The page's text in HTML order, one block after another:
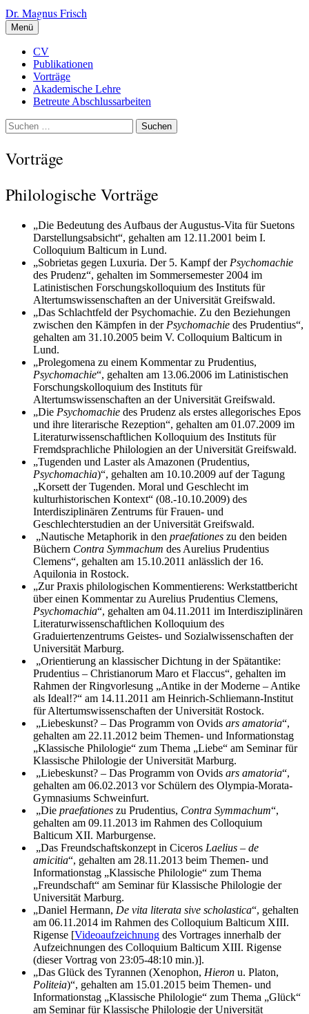
Zum
Inhalt
überspringen
Dr. Magnus Frisch
Menü
CV
Publikationen
Vorträge
Akademische Lehre
Betreute Abschlussarbeiten
Suchen
nach:
Vorträge
Philologische Vorträge
„Die Bedeutung des Aufbaus der Augustus-Vita für Suetons
Darstellungsabsicht“, gehalten am 12.11.2001 beim I.
Colloquium Balticum in Lund.
„Sobrietas gegen Luxuria. Der 5. Kampf der Psychomachie
des Prudenz“, gehalten im Sommersemester 2004 im
Latinistischen Forschungskolloquium des Instituts für
Altertumswissenschaften an der Universität Greifswald.
„Das Schlachtfeld der Psychomachie. Zu den Beziehungen
zwischen den Kämpfen in der Psychomachie des Prudentius“,
gehalten am 31.10.2005 beim V. Colloquium Balticum in
Lund.
„Prolegomena zu einem Kommentar zu Prudentius,
Psychomachie“, gehalten am 13.06.2006 im Latinistischen
Forschungskolloquium des Instituts für
Altertumswissenschaften an der Universität Greifswald.
„Die Psychomachie des Prudenz als erstes allegorisches Epos
und ihre literarische Rezeption“, gehalten am 01.07.2009 im
Literaturwissenschaftlichen Kolloquium des Instituts für
Fremdsprachliche Philologien an der Universität Greifswald.
„Tugenden und Laster als Amazonen (Prudentius,
Psychomachia)“, gehalten am 10.10.2009 auf der Tagung
„Korsett der Tugenden. Moral und Geschlecht im
kulturhistorischen Kontext“ (08.-10.10.2009) des
Interdisziplinären Zentrums für Frauen- und
Geschlechterstudien an der Universität Greifswald.
„Nautische Metaphorik in den praefationes zu den beiden
Büchern Contra Symmachum des Aurelius Prudentius
Clemens“, gehalten am 15.10.2011 anlässlich der 16.
Aquilonia in Rostock.
„Zur Praxis philologischen Kommentierens: Werkstattbericht
über einen Kommentar zu Aurelius Prudentius Clemens,
Psychomachia“, gehalten am 04.11.2011 im Interdisziplinären
Literaturwissenschaftlichen Kolloquium des
Graduiertenzentrums Geistes- und Sozialwissenschaften der
Universität Marburg.
„Orientierung an klassischer Dichtung in der Spätantike:
Prudentius – Christianorum Maro et Flaccus“, gehalten im
Rahmen der Ringvorlesung „Antike in der Moderne – Antike
als Ideal!?“ am 14.11.2011 am Heinrich-Schliemann-Institut
für Altertumswissenschaften der Universität Rostock.
„Liebeskunst? – Das Programm von Ovids ars amatoria“,
gehalten am 22.11.2012 beim Themen- und Informationstag
„Klassische Philologie“ zum Thema „Liebe“ am Seminar für
Klassische Philologie der Universität Marburg.
„Liebeskunst? – Das Programm von Ovids ars amatoria“,
gehalten am 06.02.2013 vor Schülern des Olympia-Morata-
Gymnasiums Schweinfurt.
„Die praefationes zu Prudentius, Contra Symmachum“,
gehalten am 09.11.2013 im Rahmen des Colloquium
Balticum XII. Marburgense.
„Das Freundschaftskonzept in Ciceros Laelius – de
amicitia“, gehalten am 28.11.2013 beim Themen- und
Informationstag „Klassische Philologie“ zum Thema
„Freundschaft“ am Seminar für Klassische Philologie der
Universität Marburg.
„Daniel Hermann, De vita literata sive scholastica“, gehalten
am 06.11.2014 im Rahmen des Colloquium Balticum XIII.
Rigense [Videoaufzeichnung des Vortrages innerhalb der
Aufzeichnungen des Colloquium Balticum XIII. Rigense
(dieser Vortrag von 23:05-48:10 min.)].
„Das Glück des Tyrannen (Xenophon, Hieron u. Platon,
Politeia)“, gehalten am 15.01.2015 beim Themen- und
Informationstag „Klassische Philologie“ zum Thema „Glück“
am Seminar für Klassische Philologie der Universität